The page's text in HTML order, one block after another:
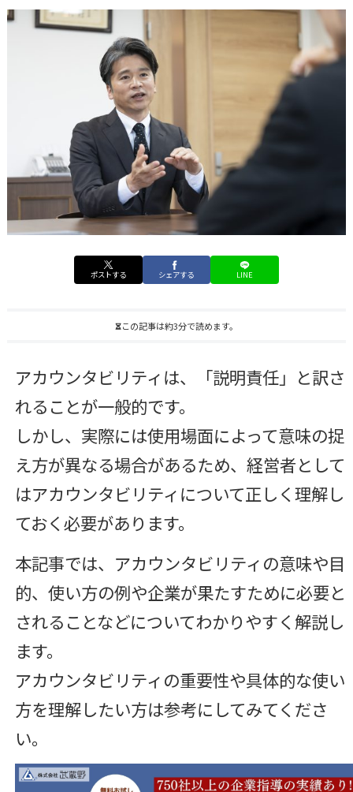
ポストする シェアする LINE
この記事は約3分で読めます。
アカウンタビリティは、「説明責任」と訳さ
れることが一般的です。
しかし、実際には使用場面によって意味の捉
え方が異なる場合があるため、経営者として
はアカウンタビリティについて正しく理解し
ておく必要があります。
本記事では、アカウンタビリティの意味や目
的、使い方の例や企業が果たすために必要と
されることなどについてわかりやすく解説し
ます。
アカウンタビリティの重要性や具体的な使い
方を理解したい方は参考にしてみてくださ
い。